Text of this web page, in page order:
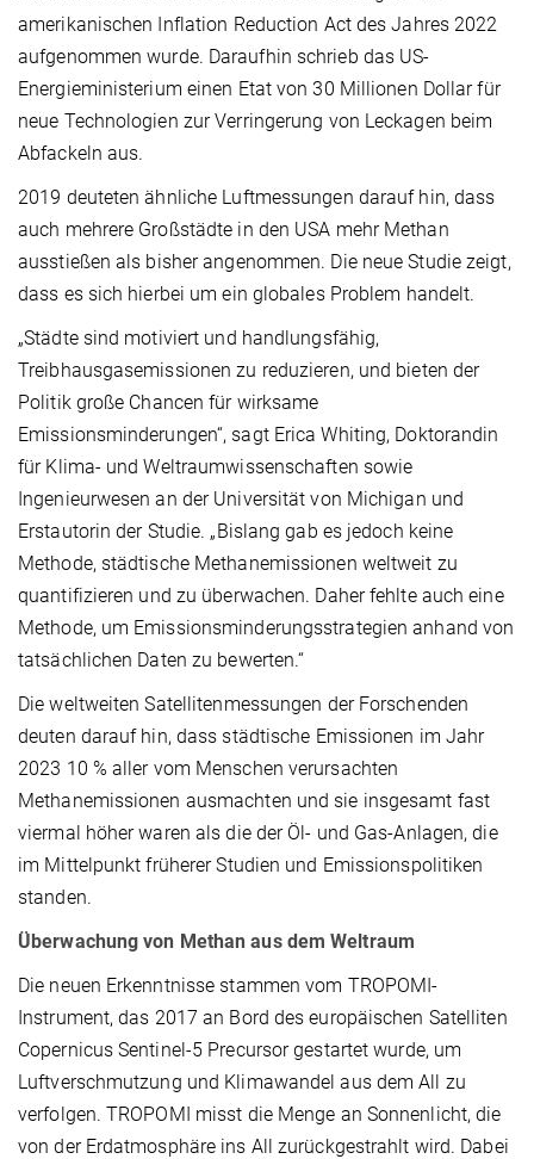
amerikanischen Inflation Reduction Act des Jahres 2022
aufgenommen wurde. Daraufhin schrieb das US-
Energieministerium einen Etat von 30 Millionen Dollar für
neue Technologien zur Verringerung von Leckagen beim
Abfackeln aus.
2019 deuteten ähnliche Luftmessungen darauf hin, dass
auch mehrere Großstädte in den USA mehr Methan
ausstießen als bisher angenommen. Die neue Studie zeigt,
dass es sich hierbei um ein globales Problem handelt.
„Städte sind motiviert und handlungsfähig,
Treibhausgasemissionen zu reduzieren, und bieten der
Politik große Chancen für wirksame
Emissionsminderungen“, sagt Erica Whiting, Doktorandin
für Klima- und Weltraumwissenschaften sowie
Ingenieurwesen an der Universität von Michigan und
Erstautorin der Studie. „Bislang gab es jedoch keine
Methode, städtische Methanemissionen weltweit zu
quantifizieren und zu überwachen. Daher fehlte auch eine
Methode, um Emissionsminderungsstrategien anhand von
tatsächlichen Daten zu bewerten.“
Die weltweiten Satellitenmessungen der Forschenden
deuten darauf hin, dass städtische Emissionen im Jahr
2023 10 % aller vom Menschen verursachten
Methanemissionen ausmachten und sie insgesamt fast
viermal höher waren als die der Öl- und Gas-Anlagen, die
im Mittelpunkt früherer Studien und Emissionspolitiken
standen.
Überwachung von Methan aus dem Weltraum
Die neuen Erkenntnisse stammen vom TROPOMI-
Instrument, das 2017 an Bord des europäischen Satelliten
Copernicus Sentinel-5 Precursor gestartet wurde, um
Luftverschmutzung und Klimawandel aus dem All zu
verfolgen. TROPOMI misst die Menge an Sonnenlicht, die
von der Erdatmosphäre ins All zurückgestrahlt wird. Dabei